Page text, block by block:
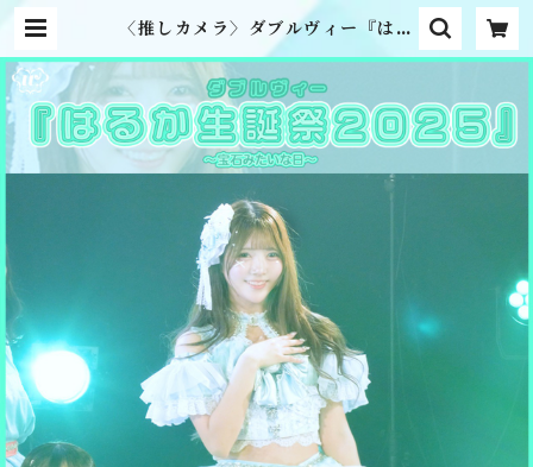
〈推しカメラ〉ダブルヴィー『はる
か生誕祭2025』ライブ映像ダウン
ロード版 | MME official onlin
e shop